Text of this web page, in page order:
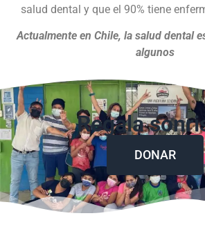
salud dental y que el 90% tiene
Actualmente en Chile, la salud dental
algunos
Regala
DONAR